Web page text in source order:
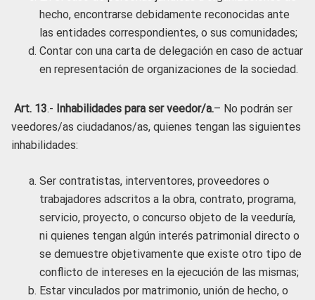
hecho, encontrarse debidamente reconocidas ante
las entidades correspondientes, o sus comunidades;
Contar con una carta de delegación en caso de actuar
en representación de organizaciones de la sociedad.
Art. 13.- Inhabilidades para ser veedor/a.– No podrán ser
veedores/as ciudadanos/as, quienes tengan las siguientes
inhabilidades:
Ser contratistas, interventores, proveedores o
trabajadores adscritos a la obra, contrato, programa,
servicio, proyecto, o concurso objeto de la veeduría,
ni quienes tengan algún interés patrimonial directo o
se demuestre objetivamente que existe otro tipo de
conflicto de intereses en la ejecución de las mismas;
Estar vinculados por matrimonio, unión de hecho, o